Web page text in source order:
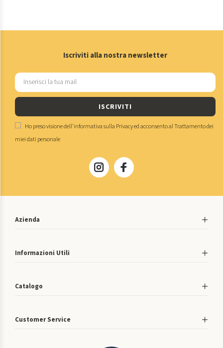
Iscriviti alla nostra newsletter
ISCRIVITI
Ho preso visione dell'informativa sulla Privacyed acconsento alTrattamento dei
miei dati personale
Azienda
Informazioni Utili
Catalogo
Customer Service